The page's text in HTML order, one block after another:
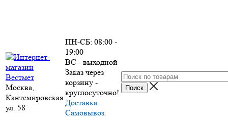
Москва,
Кантемировская
ул. 58
ПН-СБ: 08:00 -
19:00
ВС - выходной
Заказ через
корзину -
круглосуточно!
Доставка.
Самовывоз.